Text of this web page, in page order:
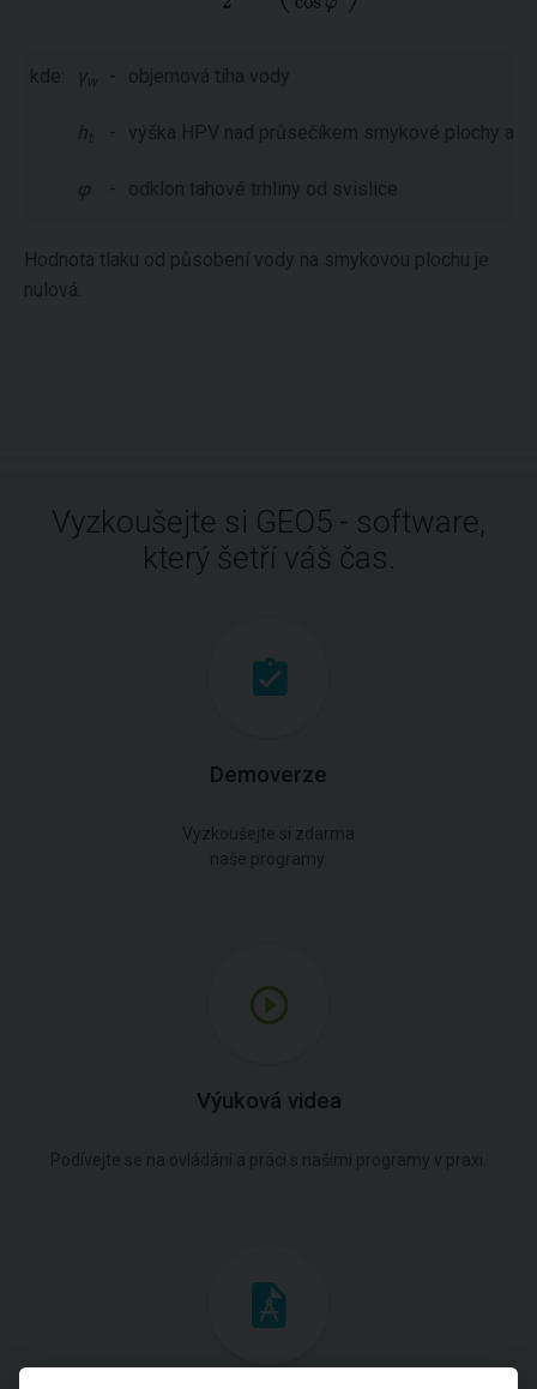
kde: γ w - objemová tíha vody
h t - výška HPV nad průsečíkem smykové plochy a
φ - odklon tahové trhliny od svislice
Hodnota tlaku od působení vody na smykovou plochu je
nulová.
Vyzkoušejte si GEO5 - software,
který šetří váš čas.
Demoverze
Vyzkoušejte si zdarma
naše programy.
Výuková videa
Podívejte se na ovládání a práci s našimi programy v praxi.